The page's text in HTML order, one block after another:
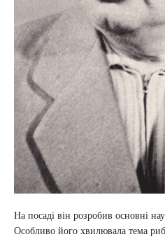
На посаді він розробив основні
Особливо його хвилювала тема